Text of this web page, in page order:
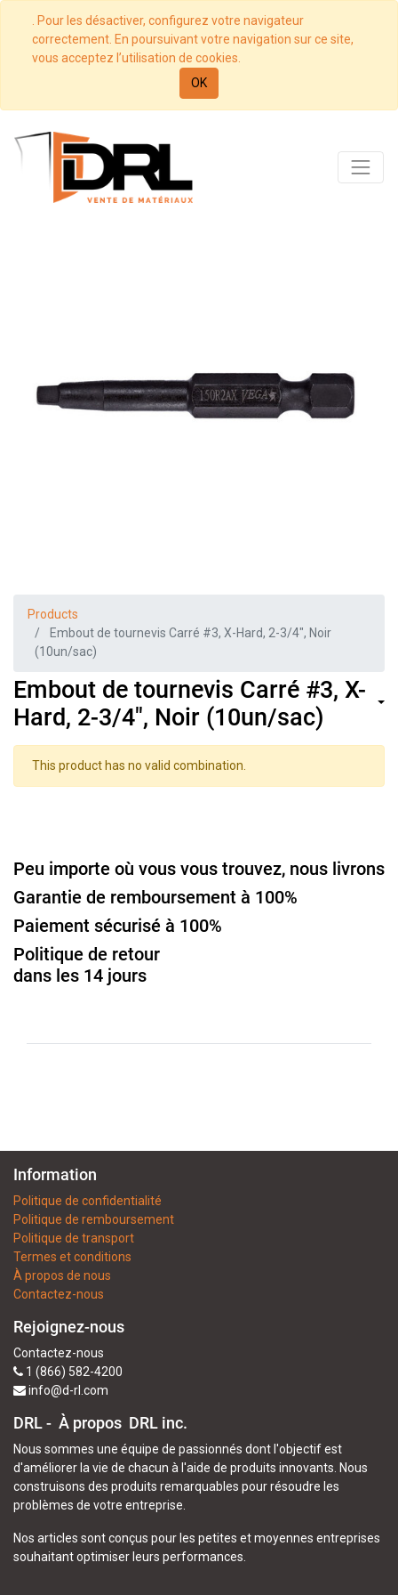
. Pour les désactiver, configurez votre navigateur
correctement. En poursuivant votre navigation sur ce site,
vous acceptez l’utilisation de cookies.
OK
Products
Embout de tournevis Carré #3, X-Hard, 2-3/4", Noir
(10un/sac)
Embout de tournevis Carré #3, X-
Hard, 2-3/4", Noir (10un/sac)
This product has no valid combination.
Peu importe où vous vous trouvez, nous livrons
Garantie de remboursement à 100%
Paiement sécurisé à 100%
Politique de retour
dans les 14 jours
Information
Politique de confidentialité
Politique de remboursement
Politique de transport
Termes et conditions
À propos de nous
Contactez-nous
Rejoignez-nous
Contactez-nous
1 (866) 582-4200
info@d-rl.com
DRL - À propos DRL inc.
Nous sommes une équipe de passionnés dont l'objectif est
d'améliorer la vie de chacun à l'aide de produits innovants. Nous
construisons des produits remarquables pour résoudre les
problèmes de votre entreprise.
Nos articles sont conçus pour les petites et moyennes entreprises
souhaitant optimiser leurs performances.